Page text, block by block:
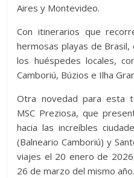
Aires y Montevideo.
Con itinerarios que
hermosas playas de
los huéspedes locales,
Camboriú, Búzios e Ilha
Otra novedad para esta
MSC Preziosa, que
hacia las increíbles
(Balneario Camboriú) y
viajes el 20 enero de
26 de marzo del mismo año.